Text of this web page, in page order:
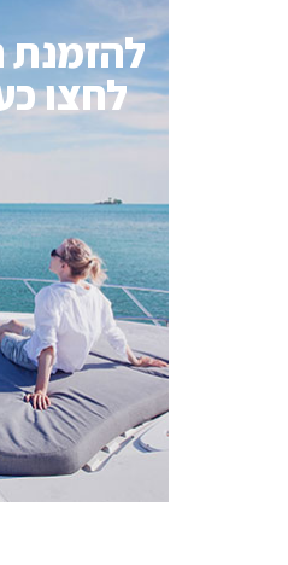
לחצו
AI Assistant
איך אפשר לעזור?
בחר אחת מהאפשרויות.